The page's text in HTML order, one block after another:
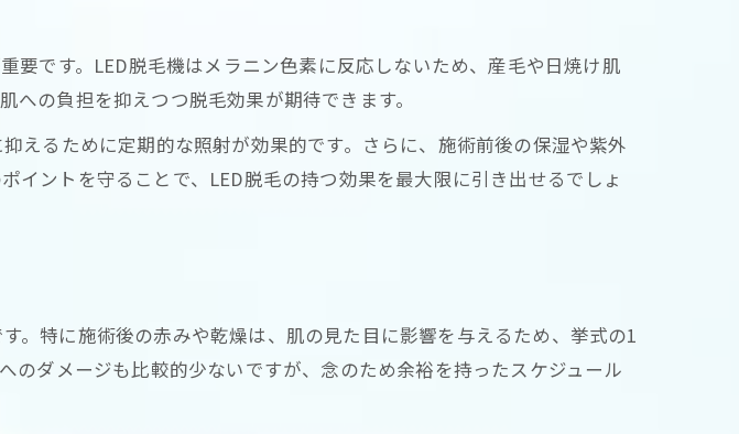
最小限に抑える工夫
の選び方と基準
ルを防ぐための注意点
ら見えるLED脱毛の魅力
要です。LED脱毛機はメラニン色素に反応しないため、産毛や日焼け肌
の負担を抑えつつ脱毛効果が期待できます。
えるために定期的な照射が効果的です。さらに、施術前後の保湿や紫外
ントを守ることで、LED脱毛の持つ効果を最大限に引き出せるでしょ
。特に施術後の赤みや乾燥は、肌の見た目に影響を与えるため、挙式の1
ダメージも比較的少ないですが、念のため余裕を持ったスケジュール